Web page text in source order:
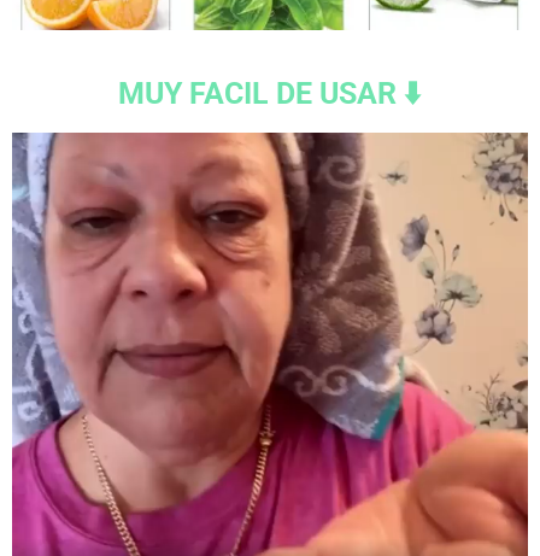
MUY FACIL DE USAR ⬇️